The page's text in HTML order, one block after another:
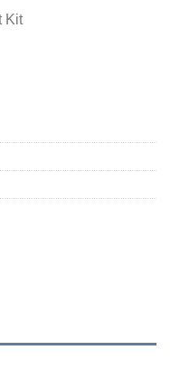
Kit
B21) 數量